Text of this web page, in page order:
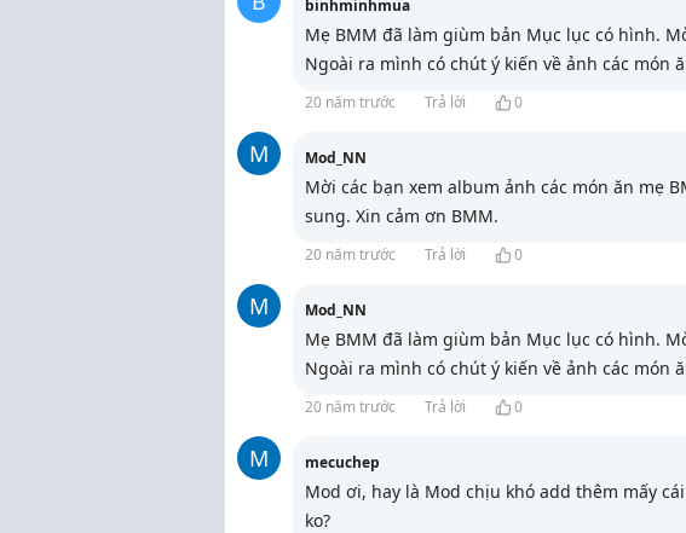
binhminhmua
Mẹ BMM đã làm giùm bản Mục lục có hình.
Ngoài ra mình có chút ý kiến về ảnh các món
20 năm trước Trả lời 0
M Mod_NN
Mời các bạn xem album ảnh các món ăn mẹ
sung. Xin cảm ơn BMM.
20 năm trước Trả lời 0
M Mod_NN
Mẹ BMM đã làm giùm bản Mục lục có hình.
Ngoài ra mình có chút ý kiến về ảnh các món
20 năm trước Trả lời 0
M mecuchep
Mod ơi, hay là Mod chịu khó add thêm mấy
ko?